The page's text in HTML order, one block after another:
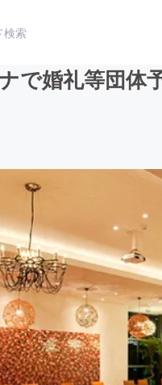
ー・ガジェット
起業
・地域活性化
ナで婚礼等団